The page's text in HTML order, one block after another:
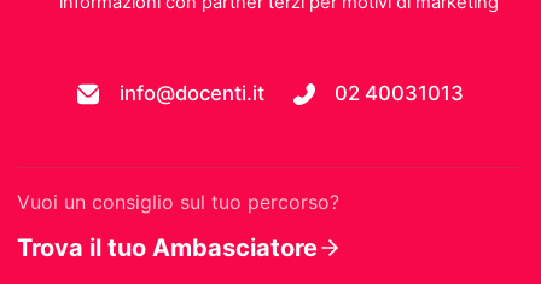
info@docenti.it 02 40031013
Vuoi un consiglio sul tuo percorso?
Trova il tuo Ambasciatore